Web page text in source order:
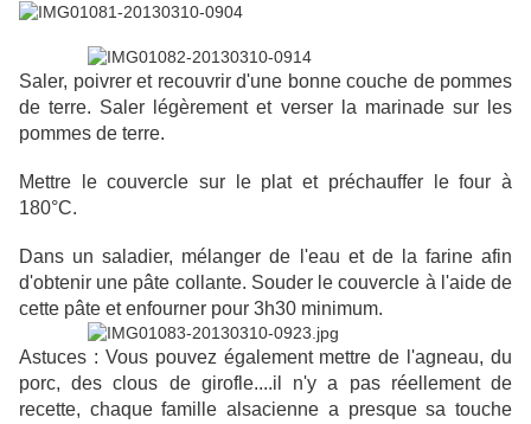
Saler, poivrer et recouvrir d'une bonne couche de pommes
de terre. Saler légèrement et verser la marinade sur les
pommes de terre.
Mettre le couvercle sur le plat et préchauffer le four à
180°C.
Dans un saladier, mélanger de l'eau et de la farine afin
d'obtenir une pâte collante. Souder le couvercle à l'aide de
cette pâte et enfourner pour 3h30 minimum.
Astuces : Vous pouvez également mettre de l'agneau, du
porc, des clous de girofle....il n'y a pas réellement de
recette, chaque famille alsacienne a presque sa touche